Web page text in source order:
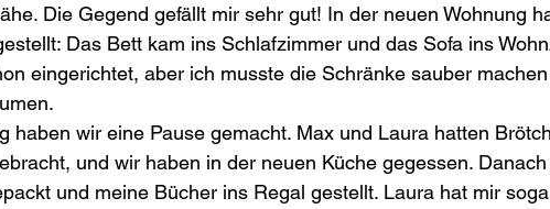
Die Gegend gefällt mir sehr gut! In der neuen Wohnung
Das Bett kam ins Schlafzimmer und das Sofa ins
eingerichtet, aber ich musste die Schränke sauber
haben wir eine Pause gemacht. Max und Laura hatten
und wir haben in der neuen Küche gegessen.
und meine Bücher ins Regal gestellt. Laura hat mir